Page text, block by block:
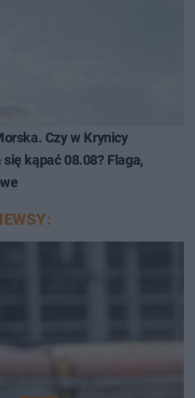
Czy w Krynicy
kąpać 08.08? Flaga,